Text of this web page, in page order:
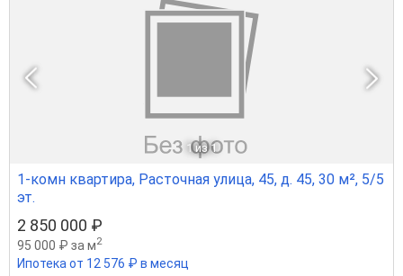
1 из 1
1-комн квартира, Расточная улица, 45, д. 45, 30 м², 5/5
эт.
2 850 000 ₽
95 000 ₽ за м2
Ипотека от 12 576 ₽ в месяц